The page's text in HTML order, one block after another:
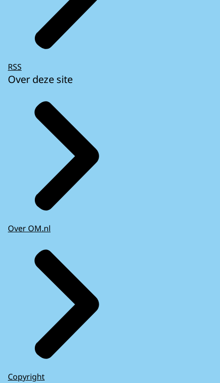
RSS
Over deze site
Over OM.nl
Copyright